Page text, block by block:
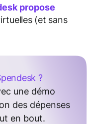
propose
(et sans
?
une démo
des dépenses
en bout.